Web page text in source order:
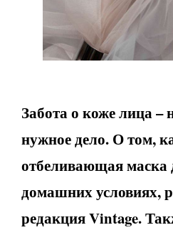
Забота о коже лица –
нужное дело. О том,
отбеливающая маска
домашних условиях,
редакция Vintage.